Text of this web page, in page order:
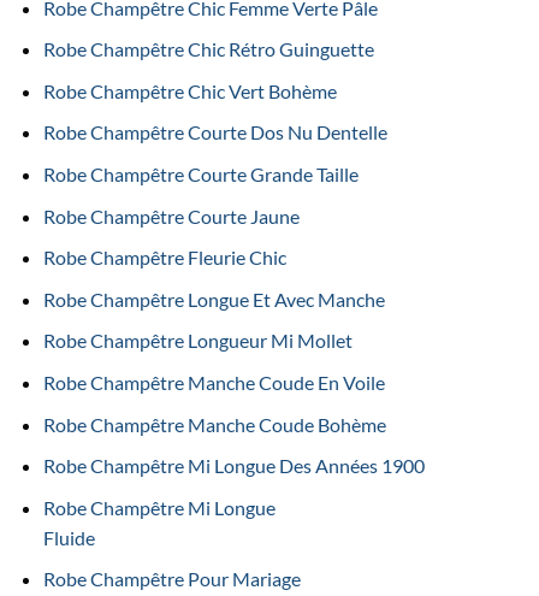
Robe Champêtre Chic Femme Verte Pâle
Robe Champêtre Chic Rétro Guinguette
Robe Champêtre Chic Vert Bohème
Robe Champêtre Courte Dos Nu Dentelle
Robe Champêtre Courte Grande Taille
Robe Champêtre Courte Jaune
Robe Champêtre Fleurie Chic
Robe Champêtre Longue Et Avec Manche
Robe Champêtre Longueur Mi Mollet
Robe Champêtre Manche Coude En Voile
Robe Champêtre Manche Coude Bohème
Robe Champêtre Mi Longue Des Années 1900
Robe Champêtre Mi Longue
Fluide
Robe Champêtre Pour Mariage